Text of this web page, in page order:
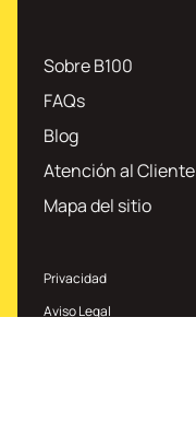
Sobre B100
FAQs
Blog
Atención al Cliente
Mapa del sitio
Privacidad
Aviso Legal